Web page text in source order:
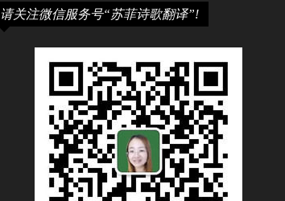
请关注微信服务号“苏菲诗歌翻译”!